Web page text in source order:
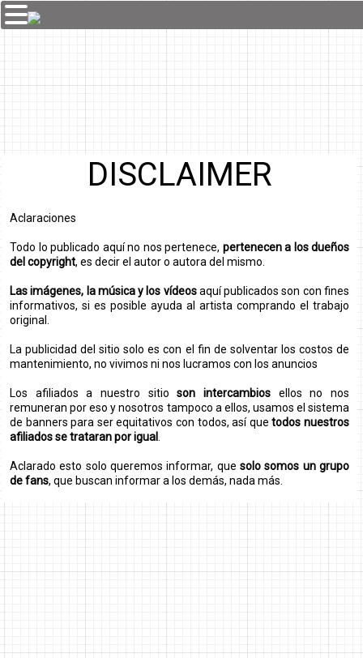
DISCLAIMER
Aclaraciones
Todo lo publicado aquí no nos pertenece, pertenecen a los dueños
del copyright, es decir el autor o autora del mismo.
Las imágenes, la música y los vídeosaquí publicados son con fines
informativos, si es posible ayuda al artista comprando el trabajo
original.
La publicidad del sitio solo es con el fin de solventar los costos de
mantenimiento, no vivimos ni nos lucramos con los anuncios
Los afiliados a nuestro sitioson intercambios ellos no nos
remuneran por eso y nosotros tampoco a ellos, usamos el sistema
de banners para ser equitativos con todos, así quetodos nuestros
afiliados se trataran por igual
Aclarado esto solo queremos informar, quesolo somos un grupo
de fans, que buscan informar a los demás, nada más.